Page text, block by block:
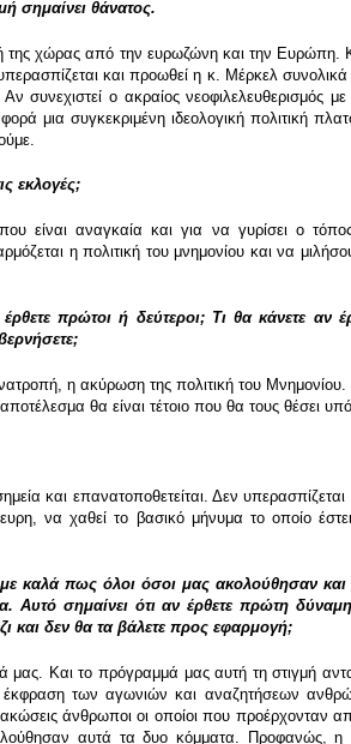
σημαίνει θάνατος.
της χώρας από την ευρωζώνη και την Ευρώπη.
και προωθεί η κ. Μέρκελ
συνεχιστεί ο ακραίος νεοφιλελευθερισμός
μια συγκεκριμένη ιδεολογική πολιτική
εκλογές;
είναι αναγκαία και για να γυρίσει ο
η πολιτική του μνημονίου και να
πρώτοι ή δεύτεροι; Τι θα κάνετε
η ακύρωση της πολιτική του Μνημονίου.
θα είναι τέτοιο που θα τους θέσει
και επανατοποθετείται. Δεν
να χαθεί το βασικό μήνυμα το οποίο
καλά πως όλοι όσοι μας ακολούθησαν και
Αυτό σημαίνει ότι αν έρθετε πρώτη
και δεν θα τα βάλετε προς εφαρμογή;
Και το πρόγραμμά μας αυτή τη στιγμή
έκφραση των αγωνιών και αναζητήσεων
άνθρωποι οι οποίοι που προέρχονταν
αυτά τα δυο κόμματα. Προφανώς,